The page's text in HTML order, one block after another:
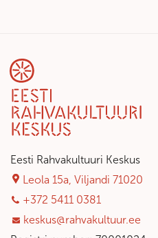
Eesti Rahvakultuuri Keskus
Leola 15a, Viljandi 71020
+372 5411 0381
keskus@rahvakultuur.ee